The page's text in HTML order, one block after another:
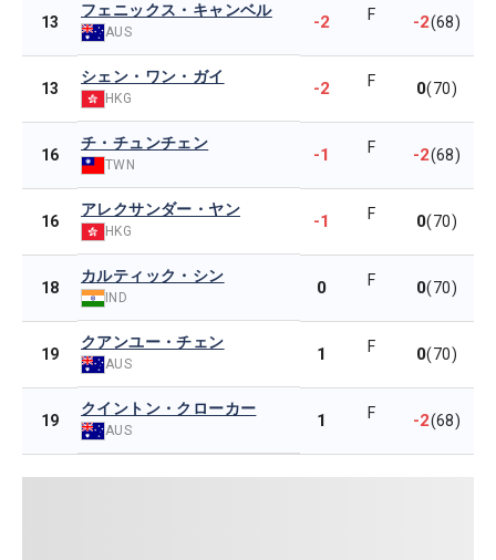
13
フェニックス・キャンベル
AUS -2 F -2(68)
13
シェン・ワン・ガイ
HKG -2 F 0(70)
16
チ・チュンチェン
TWN -1 F -2(68)
16
アレクサンダー・ヤン
HKG -1 F 0(70)
18
カルティック・シン
IND 0 F 0(70)
19
クアンユー・チェン
AUS 1 F 0(70)
19
クイントン・クローカー
AUS 1 F -2(68)